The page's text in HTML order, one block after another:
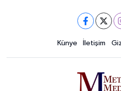
Künye İletişim